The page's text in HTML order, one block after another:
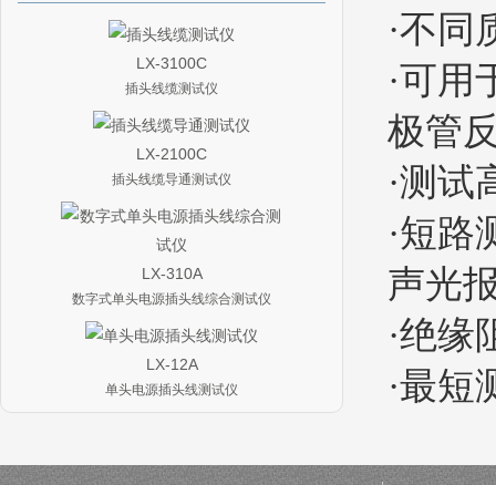
LX-3100C
插头线缆测试仪
LX-2100C
插头线缆导通测试仪
LX-310A
数字式单头电源插头线综合测试仪
LX-12A
单头电源插头线测试仪
·不同
·可用
极管
·测试
·短路
声光
·绝缘
·最短